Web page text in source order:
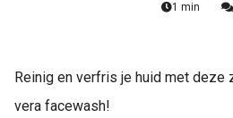
1 min
Reinig en verfris je huid met deze
vera facewash!